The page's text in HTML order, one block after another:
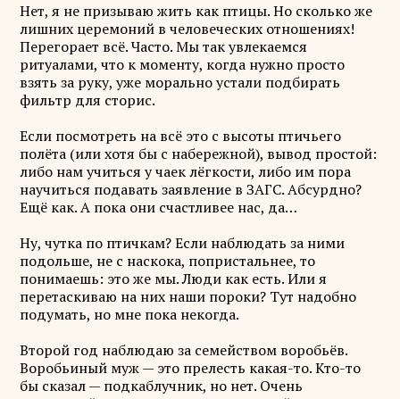
Нет, я не призываю жить как птицы. Но сколько же
лишних церемоний в человеческих отношениях!
Перегорает всё. Часто. Мы так увлекаемся
ритуалами, что к моменту, когда нужно просто
взять за руку, уже морально устали подбирать
фильтр для сторис.
Если посмотреть на всё это с высоты птичьего
полёта (или хотя бы с набережной), вывод простой:
либо нам учиться у чаек лёгкости, либо им пора
научиться подавать заявление в ЗАГС. Абсурдно?
Ещё как. А пока они счастливее нас, да…
Ну, чутка по птичкам? Если наблюдать за ними
подольше, не с наскока, попристальнее, то
понимаешь: это же мы. Люди как есть. Или я
перетаскиваю на них наши пороки? Тут надобно
подумать, но мне пока некогда.
Второй год наблюдаю за семейством воробьёв.
Воробьиный муж — это прелесть какая-то. Кто-то
бы сказал — подкаблучник, но нет. Очень